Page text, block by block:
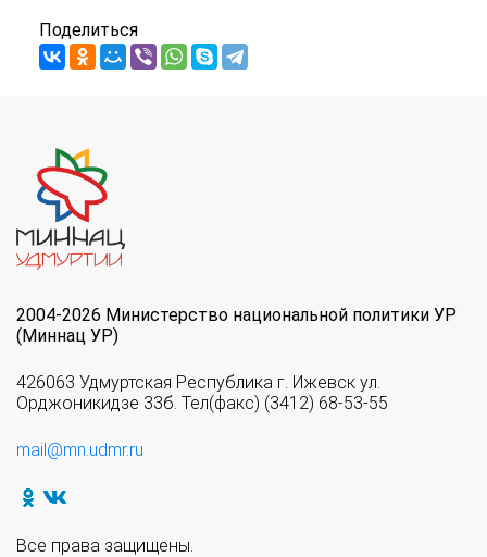
Поделиться
2004-2026 Министерство национальной политики УР
(Миннац УР)
426063 Удмуртская Республика г. Ижевск ул.
Орджоникидзе 33б. Тел(факс) (3412) 68-53-55
mail@mn.udmr.ru
Все права защищены.